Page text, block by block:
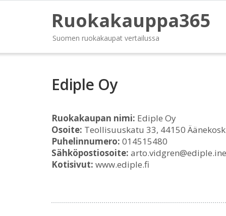
Ruokakauppa365
Suomen ruokakaupat vertailussa
Ediple Oy
Ruokakaupan nimi: Ediple Oy
Osoite: Teollisuuskatu 33, 44150
Puhelinnumero: 014515480
Sähköpostiosoite:
Kotisivut: www.ediple.fi